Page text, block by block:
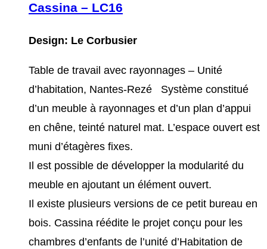
Cassina – LC16
Design: Le Corbusier
Table de travail avec rayonnages – Unité
d’habitation, Nantes-Rezé Système constitué
d’un meuble à rayonnages et d’un plan d’appui
en chêne, teinté naturel mat. L’espace ouvert est
muni d’étagères fixes.
Il est possible de développer la modularité du
meuble en ajoutant un élément ouvert.
Il existe plusieurs versions de ce petit bureau en
bois. Cassina réédite le projet conçu pour les
chambres d’enfants de l’unité d’Habitation de